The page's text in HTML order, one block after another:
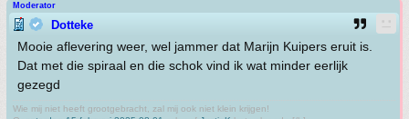
Moderator
Dotteke
Mooie aflevering weer, wel jammer dat Marijn Kuipers eruit is.
Dat met die spiraal en die schok vind ik wat minder eerlijk
gezegd
Wie mij niet heeft grootgebracht, zal mij ook niet klein krijgen!